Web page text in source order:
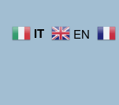
IT EN